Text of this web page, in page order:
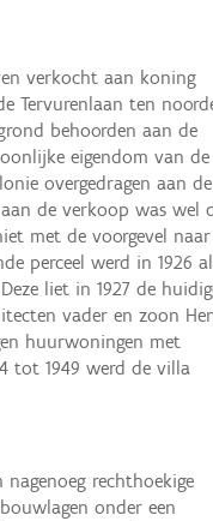
verkocht aan koning
Tervurenlaan ten
behoorden aan de
eigendom van de
overgedragen aan de
de verkoop was wel
met de voorgevel
perceel werd in 1926
liet in 1927 de
vader en zoon
huurwoningen met
tot 1949 werd de villa
rechthoekige
onder een